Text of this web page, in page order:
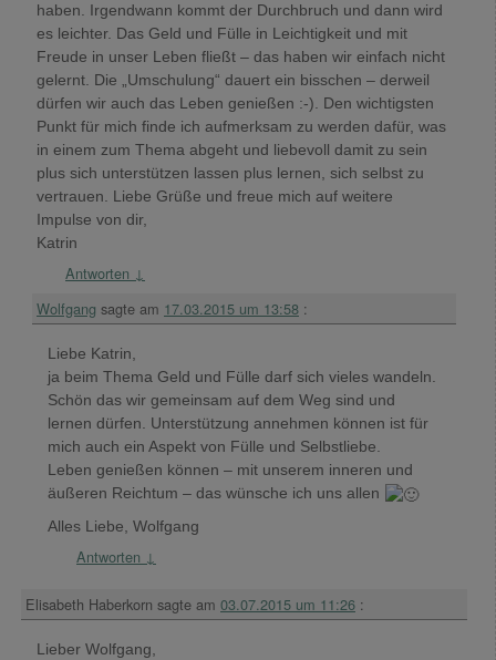
haben. Irgendwann kommt der Durchbruch und dann wird
es leichter. Das Geld und Fülle in Leichtigkeit und mit
Freude in unser Leben fließt – das haben wir einfach nicht
gelernt. Die „Umschulung“ dauert ein bisschen – derweil
dürfen wir auch das Leben genießen :-). Den wichtigsten
Punkt für mich finde ich aufmerksam zu werden dafür, was
in einem zum Thema abgeht und liebevoll damit zu sein
plus sich unterstützen lassen plus lernen, sich selbst zu
vertrauen. Liebe Grüße und freue mich auf weitere
Impulse von dir,
Katrin
Antworten ↓
Wolfgang sagte am 17.03.2015 um 13:58 :
Liebe Katrin,
ja beim Thema Geld und Fülle darf sich vieles wandeln.
Schön das wir gemeinsam auf dem Weg sind und
lernen dürfen. Unterstützung annehmen können ist für
mich auch ein Aspekt von Fülle und Selbstliebe.
Leben genießen können – mit unserem inneren und
äußeren Reichtum – das wünsche ich uns allen
Alles Liebe, Wolfgang
Antworten ↓
Elisabeth Haberkorn sagte am 03.07.2015 um 11:26 :
Lieber Wolfgang,